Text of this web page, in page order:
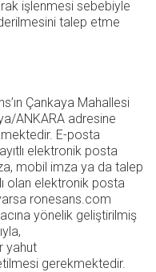
işlenmesi sebebiyle
talep etme
Çankaya Mahallesi
ANKARA adresine
E-posta
elektronik posta
mobil imza ya da talep
olan elektronik posta
ronesans.com
yönelik geliştirilmiş
yahut
gerekmektedir.